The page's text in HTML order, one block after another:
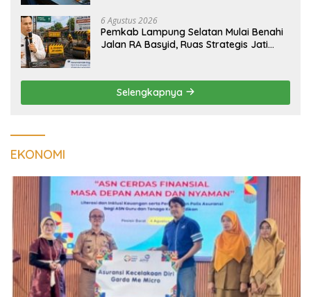
6 Agustus 2026
Pemkab Lampung Selatan Mulai Benahi
Jalan RA Basyid, Ruas Strategis Jati
Selengkapnya
EKONOMI